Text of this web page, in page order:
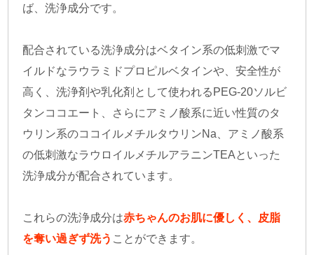
ば、洗浄成分です。
配合されている洗浄成分はベタイン系の低刺激でマ
イルドなラウラミドプロピルベタインや、安全性が
高く、洗浄剤や乳化剤として使われるPEG-20ソルビ
タンココエート、さらにアミノ酸系に近い性質のタ
ウリン系のココイルメチルタウリンNa、アミノ酸系
の低刺激なラウロイルメチルアラニンTEAといった
洗浄成分が配合されています。
これらの洗浄成分は赤ちゃんのお肌に優しく、皮脂
を奪い過ぎず洗う ことができます。